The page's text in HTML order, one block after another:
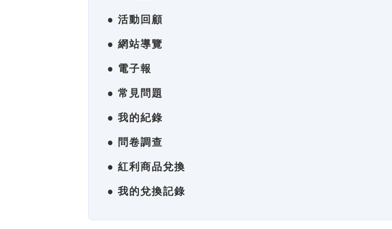
● 活動回顧
● 網站導覽
● 電子報
● 常見問題
● 我的紀錄
● 問卷調查
● 紅利商品兌換
● 我的兌換記錄